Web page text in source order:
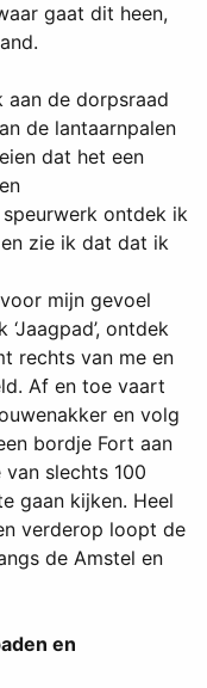
gaat dit heen,
aan de dorpsraad
de lantaarnpalen
dat het een
ontdek ik
zie ik dat dat ik
mijn gevoel
ontdek
rechts van me en
Af en toe vaart
en volg
bordje Fort aan
slechts 100
gaan kijken. Heel
verderop loopt de
de Amstel en
en